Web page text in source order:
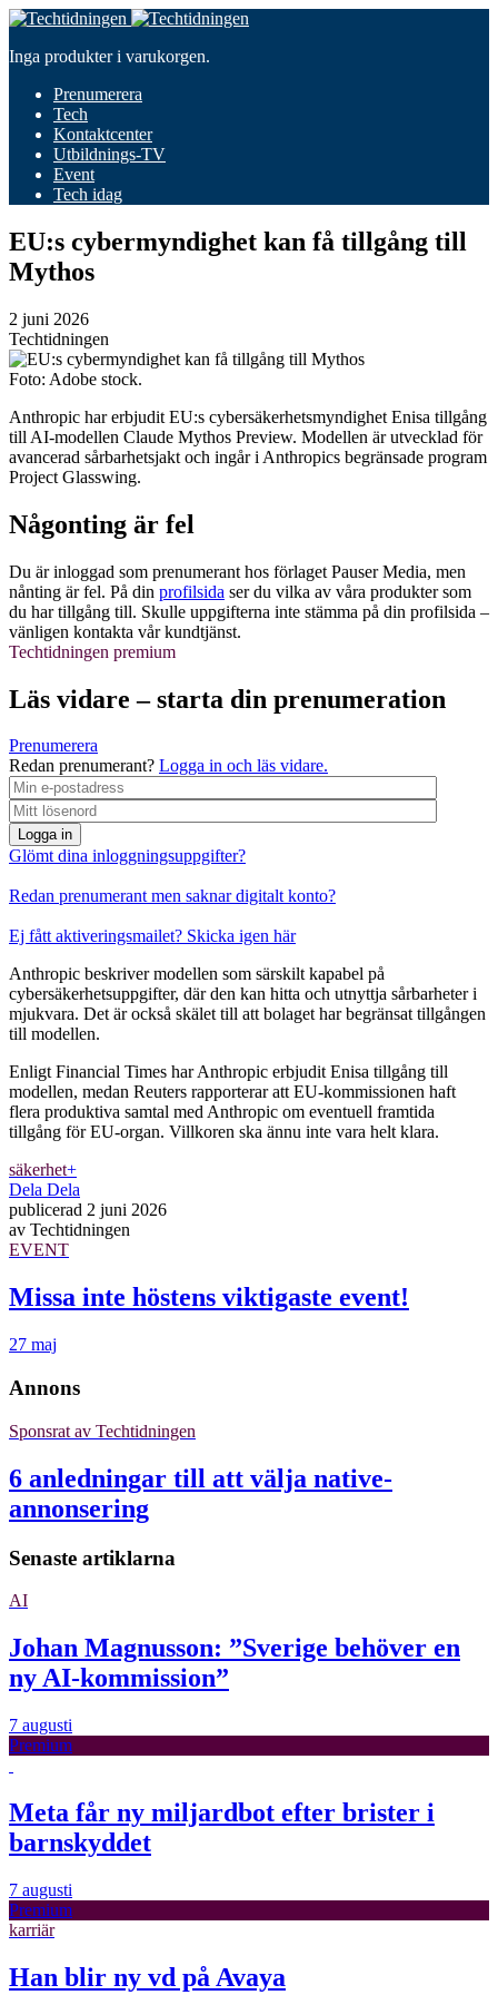
Inga produkter i varukorgen.
Prenumerera
Tech
Kontaktcenter
Utbildnings-TV
Event
Tech idag
EU:s cybermyndighet kan få tillgång till
Mythos
2 juni 2026
Techtidningen
Foto: Adobe stock.
Anthropic har erbjudit EU:s cybersäkerhetsmyndighet Enisa tillgång
till AI-modellen Claude Mythos Preview. Modellen är utvecklad för
avancerad sårbarhetsjakt och ingår i Anthropics begränsade program
Project Glasswing.
Någonting är fel
Du är inloggad som prenumerant hos förlaget Pauser Media, men
nånting är fel. På din profilsida ser du vilka av våra produkter som
du har tillgång till. Skulle uppgifterna inte stämma på din profilsida –
vänligen kontakta vår kundtjänst.
Techtidningen premium
Läs vidare – starta din prenumeration
Prenumerera
Redan prenumerant? Logga in och läs vidare.
Logga in
Glömt dina inloggningsuppgifter?
Redan prenumerant men saknar digitalt konto?
Ej fått aktiveringsmailet? Skicka igen här
Anthropic beskriver modellen som särskilt kapabel på
cybersäkerhetsuppgifter, där den kan hitta och utnyttja sårbarheter i
mjukvara. Det är också skälet till att bolaget har begränsat tillgången
till modellen.
Enligt Financial Times har Anthropic erbjudit Enisa tillgång till
modellen, medan Reuters rapporterar att EU-kommissionen haft
flera produktiva samtal med Anthropic om eventuell framtida
tillgång för EU-organ. Villkoren ska ännu inte vara helt klara.
säkerhet+
Dela Dela
publicerad 2 juni 2026
av Techtidningen
EVENT
Missa inte höstens viktigaste event!
27 maj
Annons
Sponsrat av Techtidningen
6 anledningar till att välja native-
annonsering
Senaste artiklarna
AI
Johan Magnusson: ”Sverige behöver en
ny AI-kommission”
7 augusti
Premium
Meta får ny miljardbot efter brister i
barnskyddet
7 augusti
Premium
karriär
Han blir ny vd på Avaya